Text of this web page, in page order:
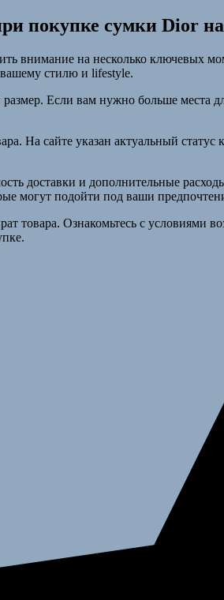
покупке сумки Dior
внимание на несколько ключевых
стилю и lifestyle.
Если вам нужно больше места
На сайте указан актуальный
доставки и дополнительные
могут подойти под ваши
товара. Ознакомьтесь с условиями